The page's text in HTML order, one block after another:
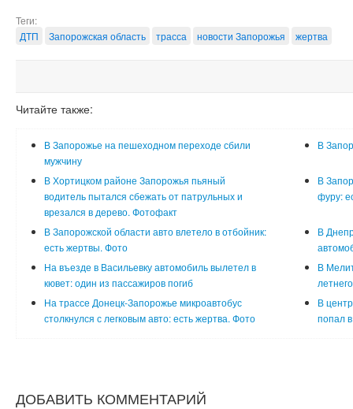
Теги:
ДТП
Запорожская область трасса новости Запорожья жертва
Читайте также:
В Запорожье на пешеходном переходе сбили
мужчину
В
В Хортицком районе Запорожья пьяный
водитель пытался сбежать от патрульных и
врезался в дерево. Фотофакт
В
фуру:
В Запорожской области авто влетело в отбойник:
есть жертвы. Фото
В
На въезде в Васильевку автомобиль вылетел в
кювет: один из пассажиров погиб
В
На трассе Донецк-Запорожье микроавтобус
столкнулся с легковым авто: есть жертва. Фото
В
попал
ДОБАВИТЬ КОММЕНТАРИЙ